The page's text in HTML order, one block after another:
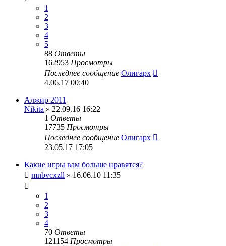
1
2
3
4
5
88 Ответы
162953 Просмотры
Последнее сообщение Олигарх
4.06.17 00:40
Алжир 2011
Nikita » 22.09.16 16:22
1 Ответы
17735 Просмотры
Последнее сообщение Олигарх
23.05.17 17:05
Какие игры вам больше нравятся?
mnbvcxzll » 16.06.10 11:35
1
2
3
4
70 Ответы
121154 Просмотры